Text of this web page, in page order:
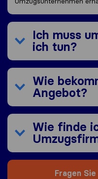
Ich muss
ich tun?
Wie
Angebot?
Wie finde
Fragen